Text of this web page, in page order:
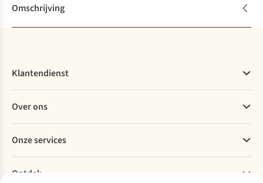
Omschrijving
Klantendienst
Bestellen
Betalen
Levering
Retourneren
Bestelling herroepen
Over ons
Explore More
Verantwoord ondernemen
Over Ayacucho
Onze services
Ontdek